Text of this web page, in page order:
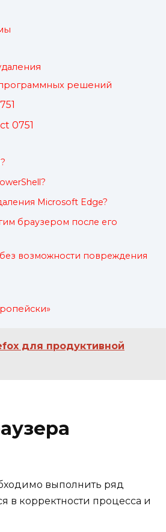
решений
0751
Microsoft Edge?
браузером после его
возможности повреждения
для продуктивной
выполнить ряд
в корректности процесса и